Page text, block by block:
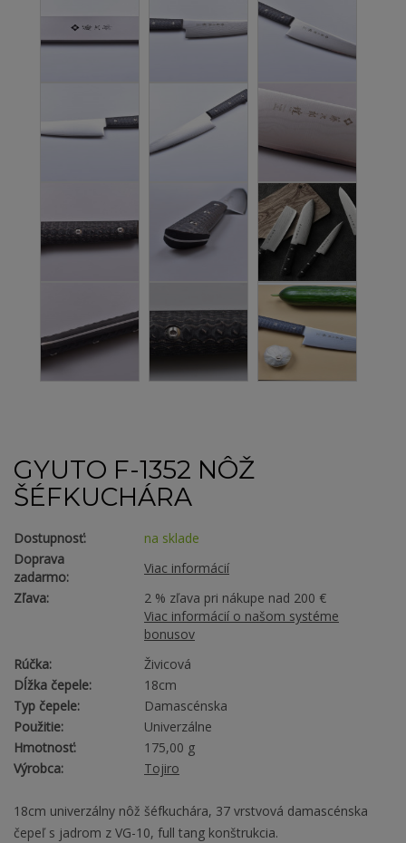
GYUTO F-1352 NÔŽ
ŠÉFKUCHÁRA
Dostupnosť:
na sklade
Doprava
zadarmo:
Viac informácií
Zľava:
2 % zľava pri nákupe nad 200 €
Viac informácií o našom systéme
bonusov
Rúčka:
Živicová
Dĺžka čepele:
18cm
Typ čepele:
Damascénska
Použitie:
Univerzálne
Hmotnosť:
175,00 g
Výrobca:
Tojiro
18cm univerzálny nôž šéfkuchára, 37 vrstvová damascénska
čepeľ s jadrom z VG-10, full tang konštrukcia.